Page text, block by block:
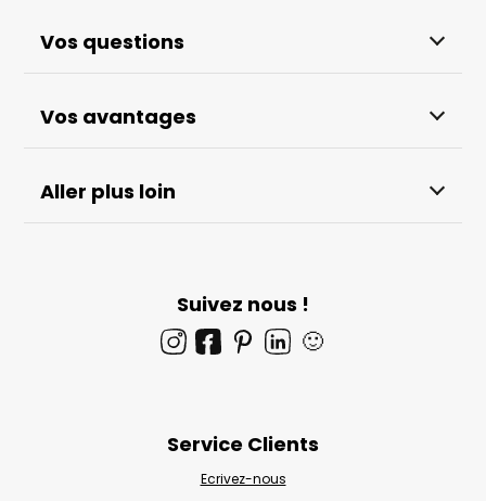
Vos questions
Vos avantages
Aller plus loin
Suivez nous !
🙂
Service Clients
Ecrivez-nous